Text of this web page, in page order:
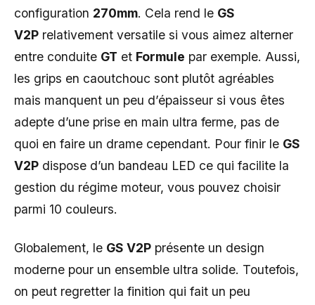
configuration 270mm. Cela rend le GS
V2P relativement versatile si vous aimez alterner
entre conduite GT et Formule par exemple. Aussi,
les grips en caoutchouc sont plutôt agréables
mais manquent un peu d’épaisseur si vous êtes
adepte d’une prise en main ultra ferme, pas de
quoi en faire un drame cependant. Pour finir le GS
V2P dispose d’un bandeau LED ce qui facilite la
gestion du régime moteur, vous pouvez choisir
parmi 10 couleurs.
Globalement, le GS V2P présente un design
moderne pour un ensemble ultra solide. Toutefois,
on peut regretter la finition qui fait un peu